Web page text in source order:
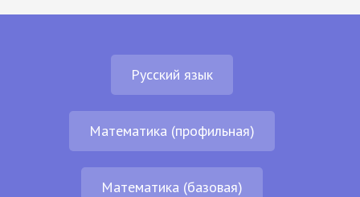
Русский язык
Математика (профильная)
Математика (базовая)